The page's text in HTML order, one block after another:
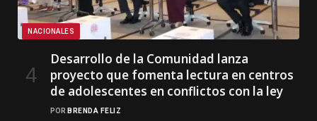
NACIONALES
Desarrollo de la Comunidad lanza
proyecto que fomenta lectura en centros
de adolescentes en conflictos con la ley
POR BRENDA FELIZ